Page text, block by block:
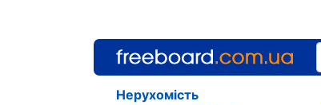
Нерухомість